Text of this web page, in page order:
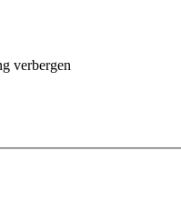
verbergen